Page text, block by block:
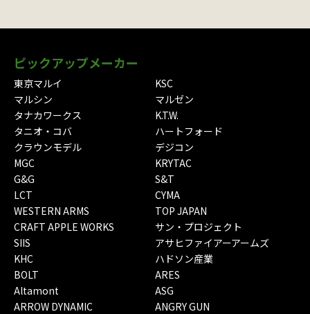
ピックアップメーカー
東京マルイ
KSC
マルシン
マルゼン
タナカワークス
K.T.W.
タニオ・コバ
ハートフォード
クラウンモデル
デジコン
MGC
KRYTAC
G&G
S&T
LCT
CYMA
WESTERN ARMS
TOP JAPAN
CRAFT APPLE WORKS
サン・プロジェクト
SIIS
アサヒファイアーアームズ
KHC
ハドソン産業
BOLT
ARES
Altamont
ASG
ARROW DYNAMIC
ANGRY GUN